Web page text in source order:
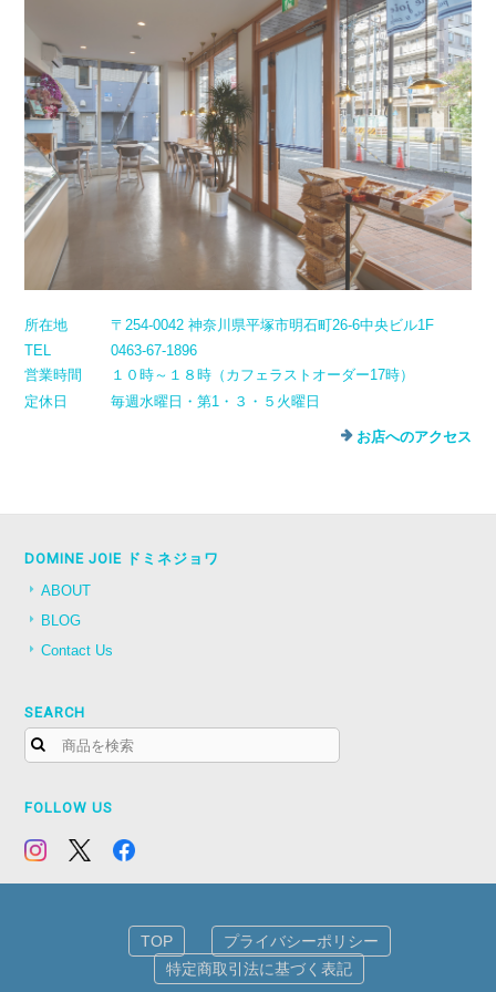
所在地
〒254-0042 神奈川県平塚市明石町26-6中央ビル1F
TEL
0463-67-1896
営業時間
１０時～１８時（カフェラストオーダー17時）
定休日
毎週水曜日・第1・３・５火曜日
お店へのアクセス
DOMINE JOIE ドミネジョワ
ABOUT
BLOG
Contact Us
SEARCH
FOLLOW US
TOP
プライバシーポリシー
特定商取引法に基づく表記